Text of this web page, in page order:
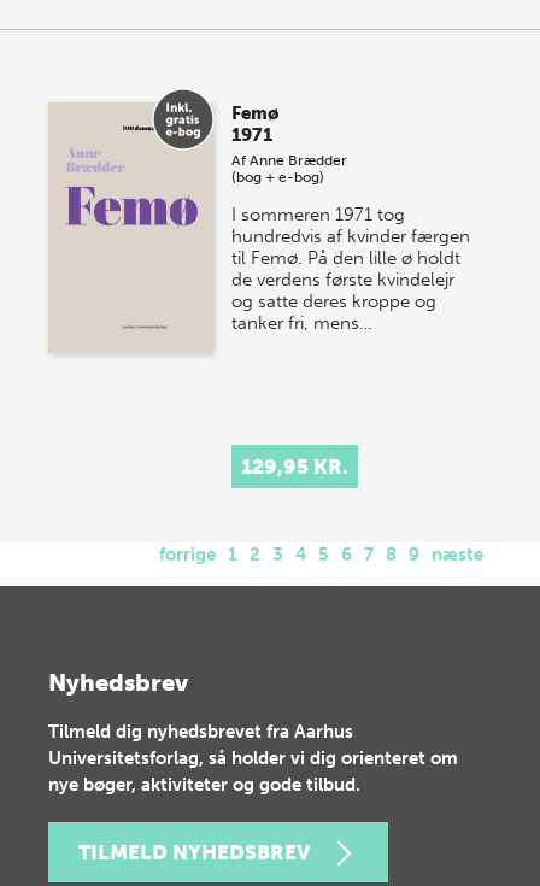
Femø
1971
AfAnne Brædder
(bog + e-bog)
I sommeren 1971 tog
hundredvis af kvinder færgen
til Femø. På den lille ø holdt
de verdens første kvindelejr
og satte deres kroppe og
tanker fri, mens…
129,95 KR.
forrige 1 2 3 4 5 6 7 8 9 næste
Nyhedsbrev
Tilmeld dig nyhedsbrevet fra Aarhus
Universitetsforlag, så holder vi dig orienteret om
nye bøger, aktiviteter og gode tilbud.
TILMELD NYHEDSBREV